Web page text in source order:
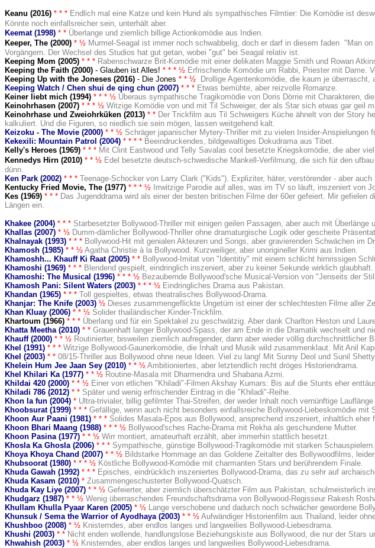
Keanu (2016) * * * Endlich mal eine Katze und kein Hund als sympathisches Filmtier: Die Komödie ist
Könnte noch einfallsreicher sein, unterhält aber.
Keemat (1998) * * Überlange und ziemlich billige Actionkomödie aus Indien.
Keeper, The (2000) * ½ Murmel-Seagal ist immer noch schwabbelig, doch er darf in diesem faden "Man
Vorgängern. Der Wechsel des Studios hat gut getan, wobei "gut" bei Seagal relativ ist.
Keeping Mom (2005) * * * Rabenschwarze Brit-Komödie mit einer delikaten Maggie Smith und Rowan
Keeping the Faith (2000) - Glauben ist Alles! * * * ½ Erfrischende Komödie um Rabbi, Priester mit Dame.
Keeping Up with the Joneses (2016) - Die Jones * * ½
Drollige Agentenkomödie, die kaum je
Keeping Watch / Chen shui de qing chun (2007) * * * Etwas bemühte, aber reizvolle Romanze.
Keiner liebt mich (1994) * * * ½ Überaus sympathische Tragikomödie von Doris Dörrie mit Charakteren,
Keinohrhasen (2007) * * * ½ Witzige Komödie von und mit Til Schweiger, der als Star sich etwas gar geil
Keinohrhase und Zweiohrküken (2013) * * Der Trickfilm aus Til Schweigers Küche ähnelt von der Story
kalkuliert. Und die Figuren, so niedlich sie sein mögen, lassen weitgehend kalt.
Keizoku - The Movie (2000) * * ½ Schräger japanischer Mytery-Thriller mit zu vielen Insider-Anspielungen
Kekexili: Mountain Patrol (2004) * * * * Beeindruckendes, bildgewaltiges Dokudrama aus Tibet.
Kelly's Heroes (1969) * * * Mit Clint Eastwood und Telly Savalas cool besetzte Kriegskomödie, die aber
Kennedys Hirn (2010) * * ½ Edel besetzte deutsch-schwedische Mankell-Verfilmung, die sich für den
dünn.
Ken Park (2002) * * * Teenage-Schocker von Larry Clark ("Kids"). Expliziter, häter, verstörender - aber
Kentucky Fried Movie, The (1977) * * * ½ Irrwitzige Parodie auf alles, was im TV so läuft, inszeniert von
Kes (1969) * * * Das Jugenddrama wird als einer der besten britischen Filme der 60er gefeiert. Mir
Längen ein.
Khakee (2004) * * * Starbesetzter Bollywood-Thriller mit einigen geilen Passagen, aber auch mit Überlänge
Khallas (2007) * ½ Dumm-dämlicher Bollywood-Thriller ohne dramaturgische Logik oder gescheite
Khalnayak (1993) * * * Bollywood-Hit mit genialen Akteuren und Songs, aber gravierenden Schwächen im
Khamosh (1985) * * ½ Agatha Christie à la Bollywood. Kurzweiliger, aber unorigineller Krimi aus Indien.
Khamoshh... Khauff Ki Raat (2005) * * Bollywood-Imitat von "Identitiy" mit einem schlicht hirnrissigen
Khamoshi (1969) * * * Blendend gespielt, eindringlich inszeniert, aber zu keiner Sekunde wirklich glaubhaft.
Khamoshi: The Musical (1996) * * * ½ Bezaubernde Bollywood'sche Musical-Version von "Jenseits der
Khamosh Pani: Silent Waters (2003) * * * ½ Eindringliches Drama aus Pakistan.
Khandan (1965) * * * Toll gespieltes, etwas theatralisches Bollywood-Drama.
Khanjar: The Knife (2003) ½ Dieses zusammengeflickte Ungetüm ist einer der schlechtesten Filme aller
Khan Kluay (2006) * * ½ Solider thailändischer Kinder-Trickfilm.
Khartoum (1966) * * * Überlang und für ein Spektakel zu geschwätzig. Aber dank Charlton Heston und
Khatta Meetha (2010) * * Grauenhaft langer Bollywood-Spass, der am Ende in die Dramatik wechselt und
Khauff (2000) * * ½ Routinierter, bisweilen ziemlich aufregender, dann aber wieder völlig durchschnittlicher
Khel (1991) * * * Witzige Bollywood-Gaunerkomödie, die Inhalt und Musik wild zusammenklaut. Mit Anil
Khel (2003) * * 08/15-Thriller aus Bollywood ohne neue Ideen. Viel zu lang! Mit Sunny Deol und Sunil
Khelein Hum Jee Jaan Sey (2010) * * ½ Ambitioniertes, aber letztendlich recht dröges Historiendrama.
Khel Khilari Ka (1977) * * ½ Routine-Masala mit Dharmendra und Shabana Azmi.
Khildai 420 (2000) * * ½ Einer von etlichen "Khiladi"-Filmen Akshay Kumars: Bis auf die Stunts eher
Khiladi 786 (2012) * * Später und wenig erfrischender Eintrag in die "Khiladi"-Reihe.
Khon la fun (2004) * Ultra-trivialer, billig gefilmter Thai-Streifen, der weder Inhalt noch vernünftige Lauflänge
Khoobsurat (1999) * * * Gefällige, wenn auch nicht besonders einfallsreiche Bollywood-Liebeskomödie mit
Khoon Aur Paani (1981) * * * Solides Masala-Epos aus Bollywood, ansprechend inszeniert, inhaltlich eher
Khoon Bhari Maang (1988) * * * ½ Bollywood'sches Rache-Drama mit Rekha als geschundene Mutter.
Khoon Pasina (1977) * * ½ Wirr montiert, amateurhaft erzählt, aber immerhin stattlich besetzt.
Khosla Ka Ghosla (2006) * * * Sympathische, günstige Bollywood-Tragikomödie mit starken Schauspielern.
Khoya Khoya Chand (2007) * * ½ Bildstarke Hommage an das Goldene Zeitalter des Bollywoodfilms,
Khubsoorat (1980) * * * ½ Köstliche Bollywood-Komödie mit charmanten Stars und berührendem Finale.
Khuda Gawah (1992) * * * Episches, eindrücklich inszeniertes Bollywood-Drama, das zu sehr auf
Khuda Kasam (2010) * Zusammengeschusterter Bollywood-Quatsch.
Khuda Kay Liye (2007) * * ½ Gefeierter, aber ziemlich überschätzter Film aus Pakistan, schulmeisterlich
Khudgarz (1987) * * ½ Wenig überraschendes Freundschaftsdrama von Bollywood-Regisseur Rakesh
Khullam Khulla Pyaar Karen (2005) * ½ Lange verschobene und dadurch noch schwächer gewordene
Khunsuk / Sema the Warrior of Ayodhaya (2003) * * ½ Aufwändiger Historienfilm aus Thailand, leider
Khushboo (2008) * ½ Knisterndes, aber endlos langes und langweilies Bollywood-Liebesdrama.
Khushi (2003) * * Nicht enden wollende, handlungslose Beziehungskiste aus Bollywood, die nur der Stars
Khwahish (2003) * ½ Knisterndes, aber endlos langes und langweilies Bollywood-Liebesdrama.